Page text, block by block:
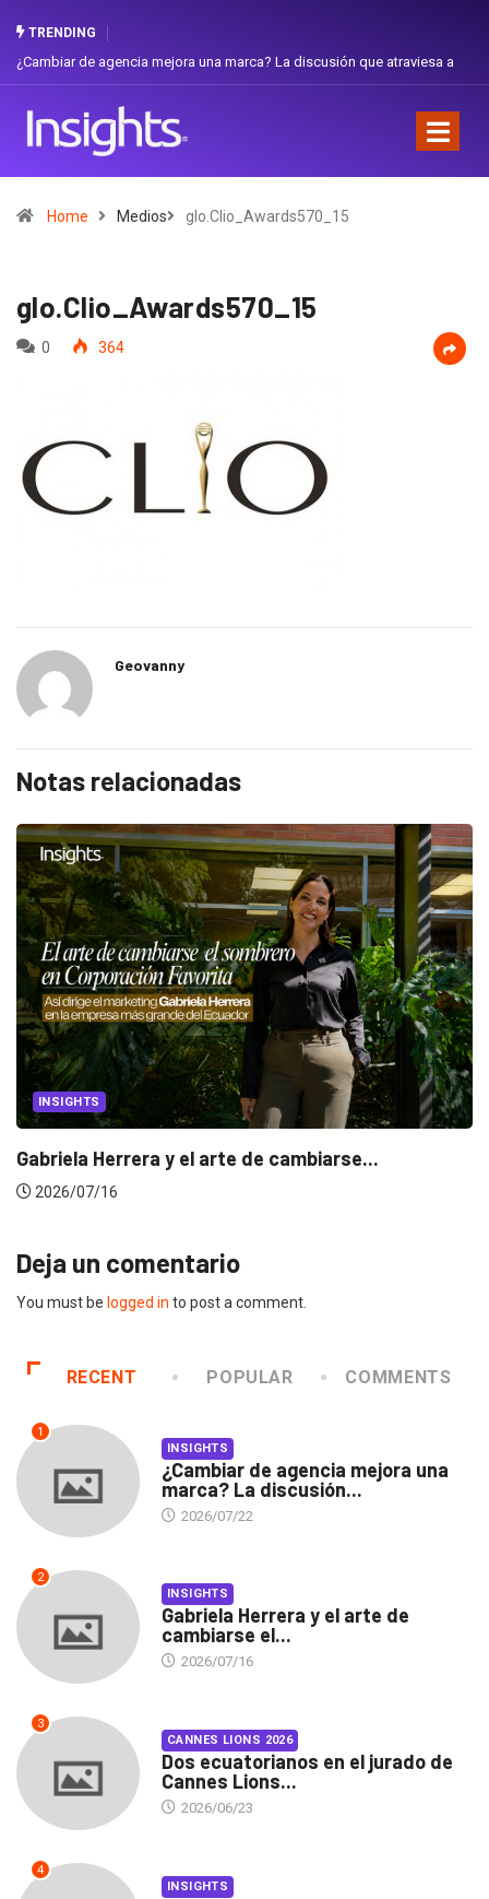
TRENDING
de agencia mejora una marca? La discusión que atraviesa a
Gabriela
Home Medios glo.Clio_Awards570_15
glo.Clio_Awards570_15
0 364
Geovanny
Notas relacionadas
INSIGHTS
Gabriela Herrera y el arte de cambiarse...
2026/07/16
Deja un comentario
You must be logged in to post a comment.
RECENT POPULAR COMMENTS
1
INSIGHTS
¿Cambiar de agencia mejora una
marca? La discusión...
2026/07/22
2
INSIGHTS
Gabriela Herrera y el arte de
cambiarse el...
2026/07/16
3
CANNES LIONS 2026
Dos ecuatorianos en el jurado de
Cannes Lions...
2026/06/23
4
INSIGHTS